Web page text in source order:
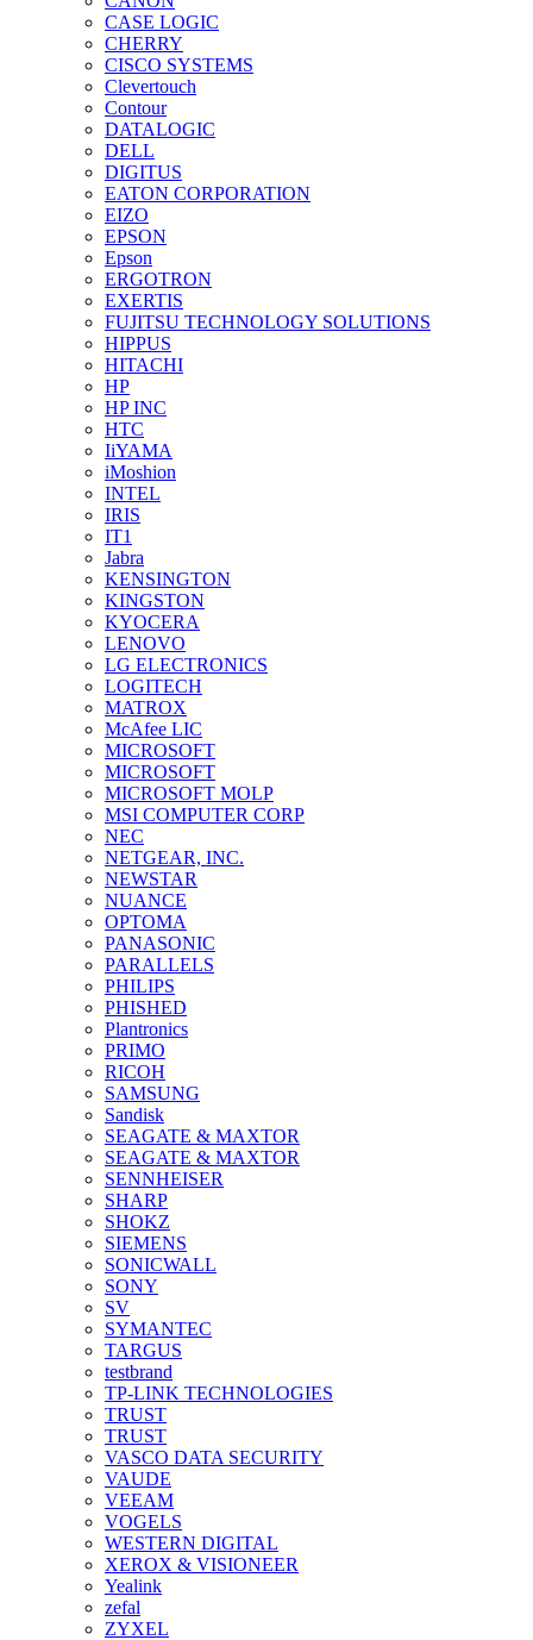
CASE LOGIC
CHERRY
CISCO SYSTEMS
Clevertouch
Contour
DATALOGIC
DELL
DIGITUS
EATON CORPORATION
EIZO
EPSON
Epson
ERGOTRON
EXERTIS
FUJITSU TECHNOLOGY SOLUTIONS
HIPPUS
HITACHI
HP
HP INC
HTC
IiYAMA
iMoshion
INTEL
IRIS
IT1
Jabra
KENSINGTON
KINGSTON
KYOCERA
LENOVO
LG ELECTRONICS
LOGITECH
MATROX
McAfee LIC
MICROSOFT
MICROSOFT
MICROSOFT MOLP
MSI COMPUTER CORP
NEC
NETGEAR, INC.
NEWSTAR
NUANCE
OPTOMA
PANASONIC
PARALLELS
PHILIPS
PHISHED
Plantronics
PRIMO
RICOH
SAMSUNG
Sandisk
SEAGATE & MAXTOR
SEAGATE & MAXTOR
SENNHEISER
SHARP
SHOKZ
SIEMENS
SONICWALL
SONY
SV
SYMANTEC
TARGUS
testbrand
TP-LINK TECHNOLOGIES
TRUST
TRUST
VASCO DATA SECURITY
VAUDE
VEEAM
VOGELS
WESTERN DIGITAL
XEROX & VISIONEER
Yealink
zefal
ZYXEL